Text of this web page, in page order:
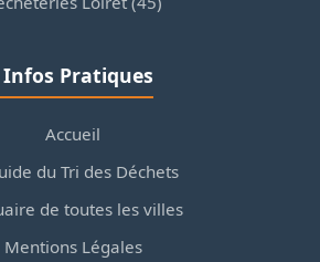
Infos Pratiques
Accueil
du Tri des Déchets
de toutes les villes
Mentions Légales